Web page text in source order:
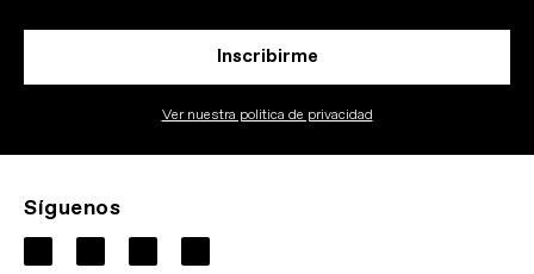
Inscribirme
Ver nuestra politica de privacidad
Síguenos